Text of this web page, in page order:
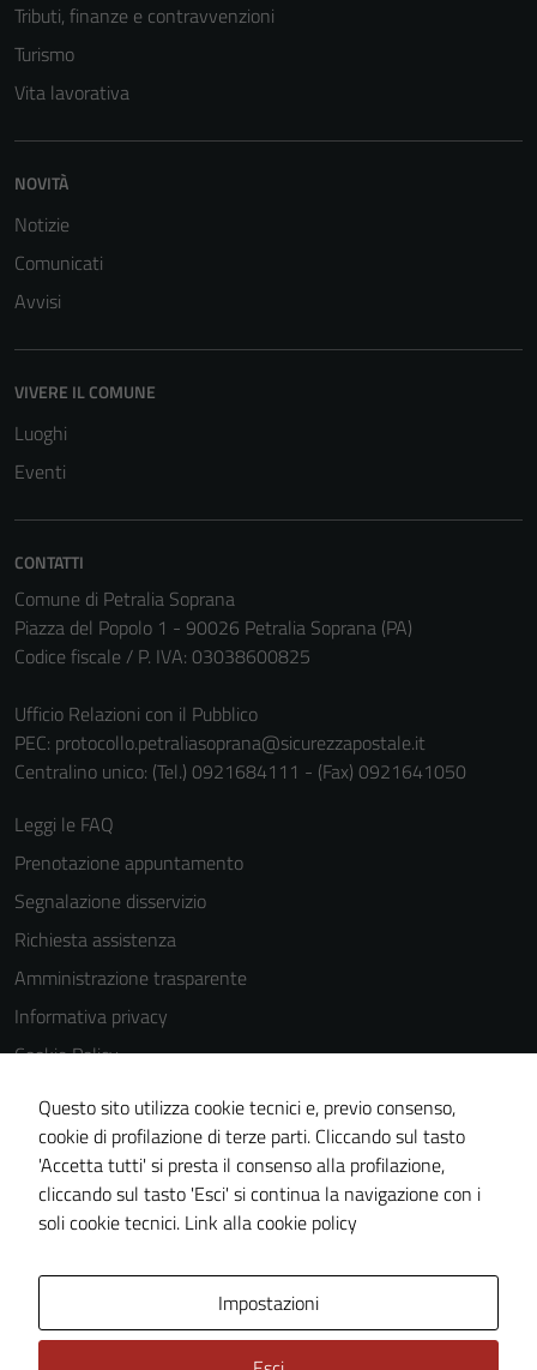
Tributi, finanze e contravvenzioni
Turismo
Vita lavorativa
NOVITÀ
Notizie
Comunicati
Avvisi
VIVERE IL COMUNE
Luoghi
Eventi
CONTATTI
Comune di Petralia Soprana
Piazza del Popolo 1 - 90026 Petralia Soprana (PA)
Codice fiscale / P. IVA: 03038600825
Ufficio Relazioni con il Pubblico
PEC: protocollo.petraliasoprana@sicurezzapostale.it
Centralino unico: (Tel.) 0921684111 - (Fax) 0921641050
Leggi le FAQ
Prenotazione appuntamento
Segnalazione disservizio
Richiesta assistenza
Amministrazione trasparente
Informativa privacy
Cookie Policy
Note legali
Dichiarazione di accessibilità
Obiettivi di accessiblità
Piano di miglioramento del sito
Questo sito utilizza cookie tecnici e, previo consenso,
cookie di profilazione di terze parti. Cliccando sul tasto
'Accetta tutti' si presta il consenso alla profilazione,
cliccando sul tasto 'Esci' si continua la navigazione con i
soli cookie tecnici. Link alla cookie policy
Impostazioni
del sito e non
Questi cookie
non raccolgono